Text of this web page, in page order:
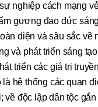
nghiệp cách mạng
gương đạo đức
diện và sâu sắc
và phát triển sáng
triển các giá trị
hệ thống các quan
độc lập dân tộc